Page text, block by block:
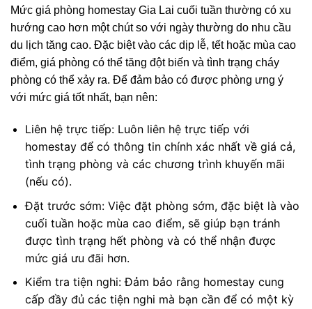
Mức giá phòng homestay Gia Lai cuối tuần thường có xu
hướng cao hơn một chút so với ngày thường do nhu cầu
du lịch tăng cao. Đặc biệt vào các dịp lễ, tết hoặc mùa cao
điểm, giá phòng có thể tăng đột biến và tình trạng cháy
phòng có thể xảy ra. Để đảm bảo có được phòng ưng ý
với mức giá tốt nhất, bạn nên:
Liên hệ trực tiếp: Luôn liên hệ trực tiếp với
homestay để có thông tin chính xác nhất về giá cả,
tình trạng phòng và các chương trình khuyến mãi
(nếu có).
Đặt trước sớm: Việc đặt phòng sớm, đặc biệt là vào
cuối tuần hoặc mùa cao điểm, sẽ giúp bạn tránh
được tình trạng hết phòng và có thể nhận được
mức giá ưu đãi hơn.
Kiểm tra tiện nghi: Đảm bảo rằng homestay cung
cấp đầy đủ các tiện nghi mà bạn cần để có một kỳ